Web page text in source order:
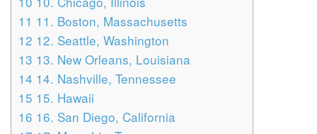
11 11. Boston, Massachusetts
12 12. Seattle, Washington
13 13. New Orleans, Louisiana
14 14. Nashville, Tennessee
15 15. Hawaii
16 16. San Diego, California